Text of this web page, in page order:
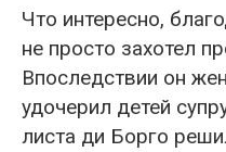
Что интересно,
не просто захотел
Впоследствии он
удочерил детей
листа ди Борго